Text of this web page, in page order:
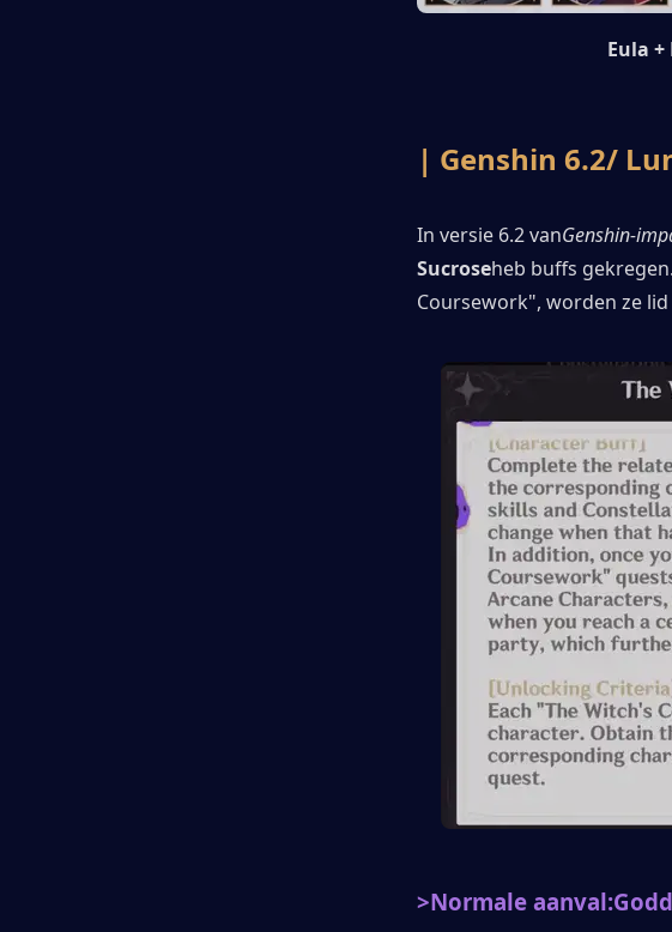
Eula +
| Genshin 6.2/
In versie 6.2 vanGenshin-
Sucroseheb buffs
Coursework", worden ze
>Normale aanval: